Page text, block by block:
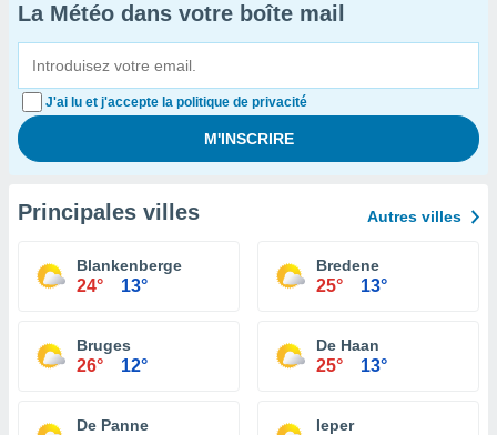
La Météo dans votre boîte mail
J'ai lu et j'accepte la politique de privacité
Principales villes Autres villes
Blankenberge
24° 13°
Bredene
25° 13°
Bruges
26° 12°
De Haan
25° 13°
De Panne Ieper